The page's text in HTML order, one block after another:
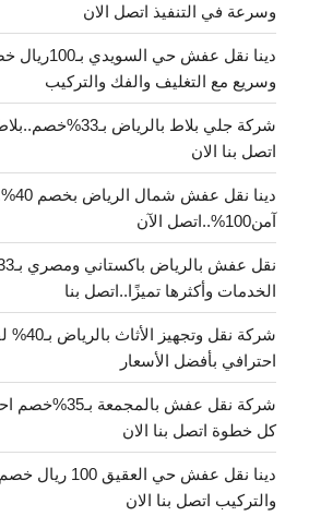
وسرعة في التنفيذ اتصل الان
دينا نقل عفش
وسريع مع التغليف والفك والتركيب
شركة جلي بلاط
اتصل بنا الان
دينا
آمن100%..اتصل الآن
الخدمات وأكثرها تميزًا..اتصل بنا
شركة نقل
احترافي بأفضل الأسعار
شركة نقل عفش
كل خطوة اتصل بنا الان
دينا نقل عفش حي
والتركيب اتصل بنا الان